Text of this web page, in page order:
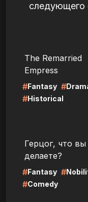
следующего
The Remarried
Empress
#Fantasy #
#Historical
Герцог, что вы
делаете?
#Fantasy #
#Comedy